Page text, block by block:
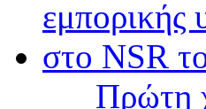
Πρώτη